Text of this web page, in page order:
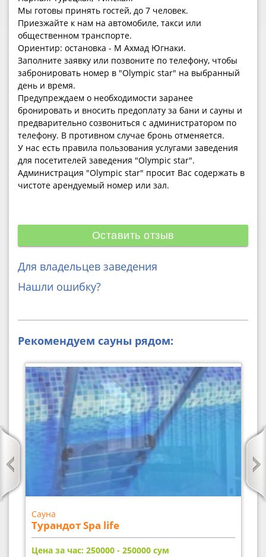
Мы готовы принять гостей, до 7 человек.
Приезжайте к нам на автомобиле, такси или
общественном транспорте.
Ориентир: остановка - М Ахмад Югнаки.
Заполните заявку или позвоните по телефону, чтобы
забронировать номер в "Olympic star" на выбранный
день и время.
Предупреждаем о необходимости заранее
бронировать и вносить предоплату за бани и сауны и
предварительно созвониться с администратором по
телефону. В противном случае бронь отменяется.
У нас есть правила пользования услугами заведения
для посетителей заведения "Olympic star".
Администрация "Olympic star" просит Вас содержать в
чистоте арендуемый номер или зал.
Оставить отзыв
Для владельцев заведения
Нашли ошибку?
Рекомендуем сауны рядом:
Сауна
Турандот Spa life
Цена за час: 250000 - 250000 сум